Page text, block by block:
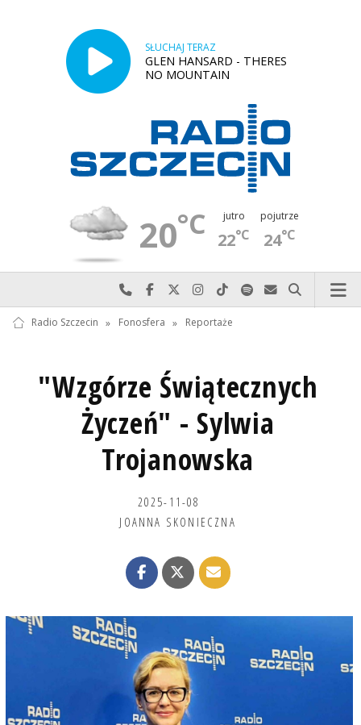
SŁUCHAJ TERAZ
GLEN HANSARD - THERES
NO MOUNTAIN
20°C jutro
22°C
pojutrze
24°C
Najlepiej po prostu do nas zadzwoń
Odwiedź nas na Facebook-u
Odwiedź nas na X
Odwiedź nas na Instagram-ie
Odwiedź nas na TikTok-u
Szukaj nas na Spotify
Wyślij do nas
Szukaj
Radio Szczecin » Fonosfera » Reportaże
"Wzgórze Świątecznych
Życzeń" - Sylwia
Trojanowska
2025-11-08
JOANNA SKONIECZNA